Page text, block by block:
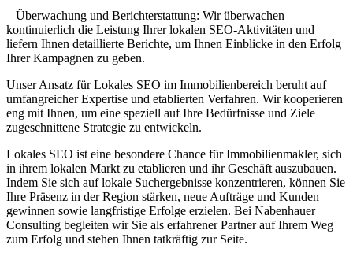
– Überwachung und Berichterstattung: Wir überwachen
kontinuierlich die Leistung Ihrer lokalen SEO-Aktivitäten und
liefern Ihnen detaillierte Berichte, um Ihnen Einblicke in den Erfolg
Ihrer Kampagnen zu geben.
Unser Ansatz für Lokales SEO im Immobilienbereich beruht auf
umfangreicher Expertise und etablierten Verfahren. Wir kooperieren
eng mit Ihnen, um eine speziell auf Ihre Bedürfnisse und Ziele
zugeschnittene Strategie zu entwickeln.
Lokales SEO ist eine besondere Chance für Immobilienmakler, sich
in ihrem lokalen Markt zu etablieren und ihr Geschäft auszubauen.
Indem Sie sich auf lokale Suchergebnisse konzentrieren, können Sie
Ihre Präsenz in der Region stärken, neue Aufträge und Kunden
gewinnen sowie langfristige Erfolge erzielen. Bei Nabenhauer
Consulting begleiten wir Sie als erfahrener Partner auf Ihrem Weg
zum Erfolg und stehen Ihnen tatkräftig zur Seite.